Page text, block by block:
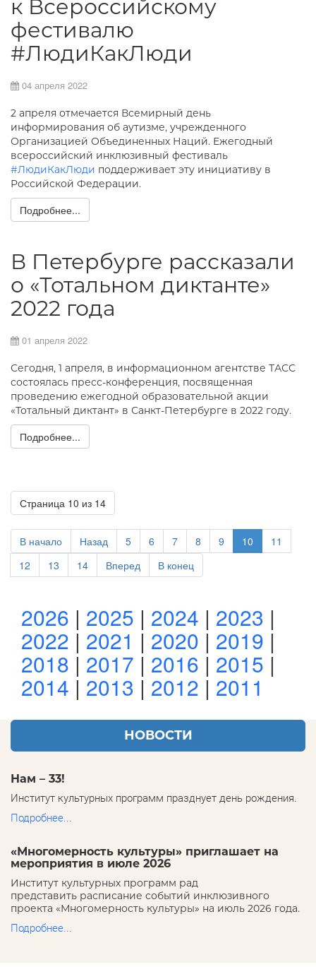
к Всероссийскому
фестивалю
#ЛюдиКакЛюди
04 апреля 2022
2 апреля отмечается Всемирный день
информирования об аутизме, учрежденного
Организацией Объединенных Наций. Ежегодный
всероссийский инклюзивный фестиваль
#ЛюдиКакЛюди поддерживает эту инициативу в
Российской Федерации.
Подробнее...
В Петербурге рассказали
о «Тотальном диктанте»
2022 года
01 апреля 2022
Сегодня, 1 апреля, в информационном агентстве ТАСС
состоялась пресс-конференция, посвященная
проведению ежегодной образовательной акции
«Тотальный диктант» в Санкт-Петербурге в 2022 году.
Подробнее...
Страница 10 из 14
В начало Назад 5 6 7 8 9 10
11
12
13 14 Вперед В конец
2026 | 2025 | 2024 | 2023 |
2022 | 2021 | 2020 | 2019 |
2018 | 2017 | 2016 | 2015 |
2014 | 2013 | 2012 | 2011
НОВОСТИ
Нам – 33!
Институт культурных программ празднует день рождения.
Подробнее...
«Многомерность культуры» приглашает на
мероприятия в июле 2026
Институт культурных программ рад
представить расписание событий инклюзивного
проекта «Многомерность культуры» на июль 2026 года.
Подробнее...